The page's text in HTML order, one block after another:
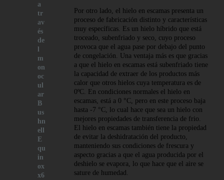
a
tr
av
és
de
m
on
oc
ul
ar
B
us
hn
ell
E
qu
in
ox
x6
Por otro lado, el hielo en escamas presenta un
proceso de fabricación distinto y características
muy específicas. Es un hielo híbrido que está
troceado, subenfriado y seco, cuyo proceso
provoca que el agua pase por debajo del punto
de congelación. Una ventaja más es que gracias
a que el hielo en escamas está subenfriado tiene
la capacidad de extraer de los productos más
calor que otros hielos cuya temperatura es de
0ºC. En condiciones normales el hielo en
escamas, está a 0 °C, pero en este proceso baja
hasta -7 °C, lo cual hace que sea un hielo con
mejores propiedades de transferencia de frio.
El hielo en escamas también tiene la propiedad
de evitar la deshidratación del producto,
manteniendo sus condiciones de frescura y
aspecto gracias a que el agua producida por el
deshielo se evapora, lo que hace que el aire se
sature de humedad.